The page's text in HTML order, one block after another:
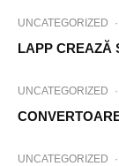
UNCATEGORIZED ·
LAPP CREAZĂ
UNCATEGORIZED ·
UNCATEGORIZED ·